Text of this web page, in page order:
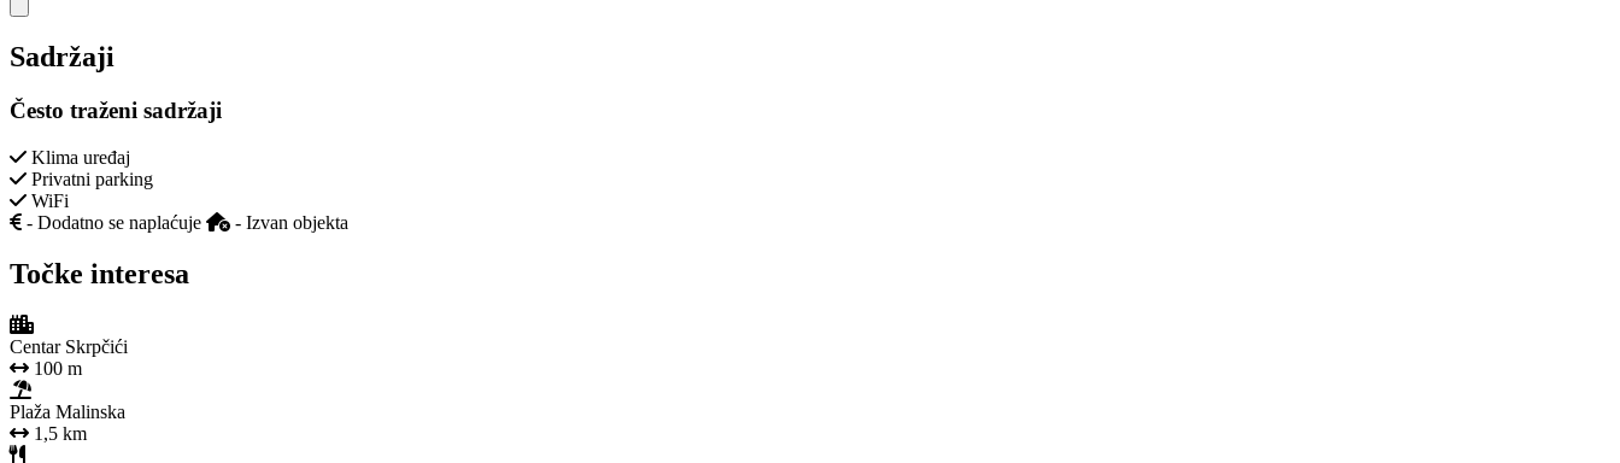
Close modal
Sadržaji
Često traženi sadržaji
Klima uređaj
Privatni parking
WiFi
- Dodatno se naplaćuje
- Izvan objekta
Točke interesa
Centar Skrpčići
100 m
Plaža Malinska
1,5 km